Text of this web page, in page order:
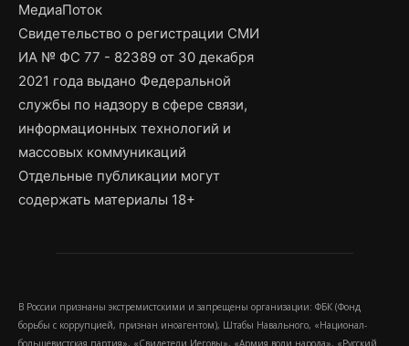
МедиаПоток
Свидетельство о регистрации СМИ
ИА № ФС 77 - 82389 от 30 декабря
2021 года выдано Федеральной
службы по надзору в сфере связи,
информационных технологий и
массовых коммуникаций
Отдельные публикации могут
содержать материалы 18+
В России признаны экстремистскими и запрещены организации: ФБК (Фонд
борьбы с коррупцией, признан иноагентом), Штабы Навального, «Национал-